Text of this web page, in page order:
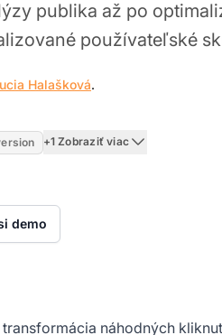
publika až po
používateľské
Halašková.
+1 Zobraziť viac
demo
náhodných